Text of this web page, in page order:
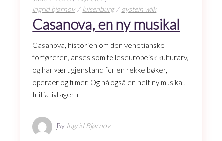
ingrid bjørnov
luisenburg øystein wiik
Casanova, en ny musikal
Casanova, historien om den venetianske
forføreren, anses som felleseuropeisk kulturarv,
og har vært gjenstand for en rekke bøker,
operaer og filmer. Og nå også en helt ny musikal!
Initiativtagern
By Ingrid Bjørnov